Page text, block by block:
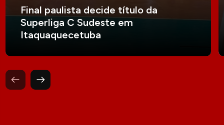
Final paulista decide título da
Superliga C Sudeste em
Itaquaquecetuba